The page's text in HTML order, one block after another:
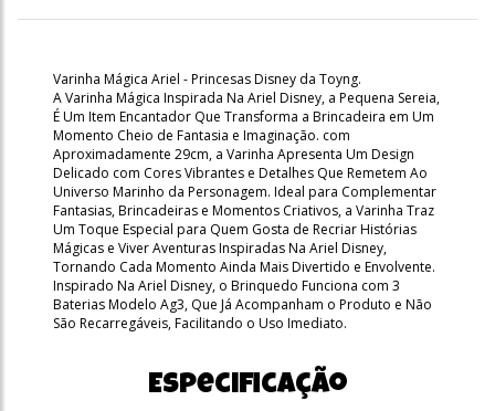
Varinha Mágica Ariel - Princesas Disney da Toyng.
A Varinha Mágica Inspirada Na Ariel Disney, a Pequena Sereia,
É Um Item Encantador Que Transforma a Brincadeira em Um
Momento Cheio de Fantasia e Imaginação. com
Aproximadamente 29cm, a Varinha Apresenta Um Design
Delicado com Cores Vibrantes e Detalhes Que Remetem Ao
Universo Marinho da Personagem. Ideal para Complementar
Fantasias, Brincadeiras e Momentos Criativos, a Varinha Traz
Um Toque Especial para Quem Gosta de Recriar Histórias
Mágicas e Viver Aventuras Inspiradas Na Ariel Disney,
Tornando Cada Momento Ainda Mais Divertido e Envolvente.
Inspirado Na Ariel Disney, o Brinquedo Funciona com 3
Baterias Modelo Ag3, Que Já Acompanham o Produto e Não
São Recarregáveis, Facilitando o Uso Imediato.
Especificação